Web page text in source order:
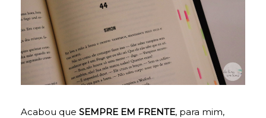
Acabou que SEMPRE EM FRENTE, para mim,